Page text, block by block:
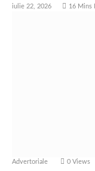
iulie 22, 2026 16 Mins
Advertoriale 0 Views